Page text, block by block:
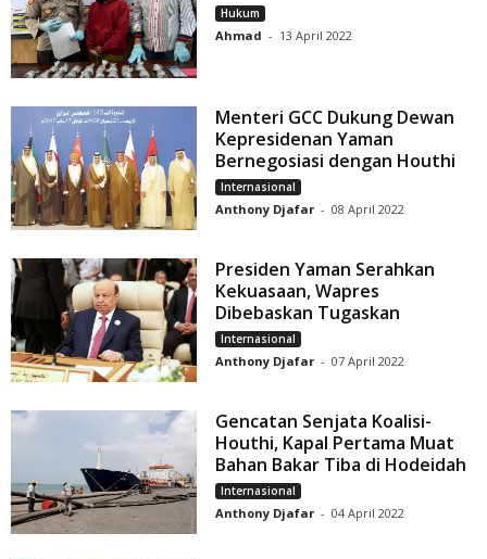
Hukum
Ahmad - 13 April 2022
Menteri GCC Dukung Dewan
Kepresidenan Yaman
Bernegosiasi dengan Houthi
Internasional
Anthony Djafar - 08 April 2022
Presiden Yaman Serahkan
Kekuasaan, Wapres
Dibebaskan Tugaskan
Internasional
Anthony Djafar - 07 April 2022
Gencatan Senjata Koalisi-
Houthi, Kapal Pertama Muat
Bahan Bakar Tiba di Hodeidah
Internasional
Anthony Djafar - 04 April 2022